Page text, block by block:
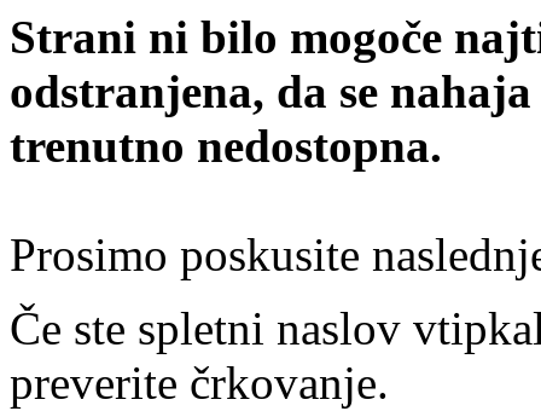
Strani ni bilo mogoče
odstranjena, da se
trenutno nedostopna.
Prosimo poskusite
Če ste spletni naslov
preverite črkovanje.